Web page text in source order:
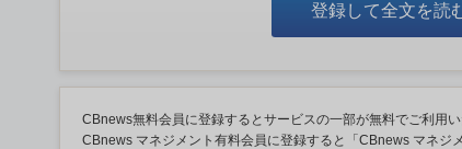
登録して全文を読
CBnews無料会員に登録するとサービスの一部が無料でご利用い
CBnews マネジメント有料会員に登録すると「CBnews マネジ